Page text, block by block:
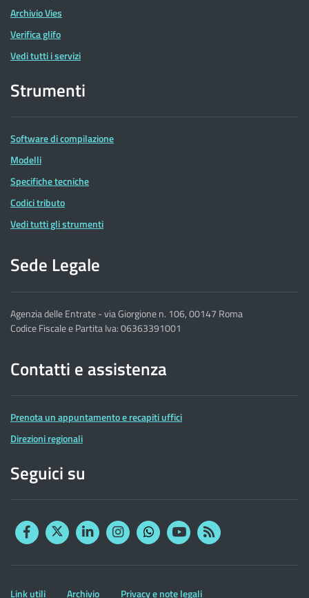
Archivio Vies
Verifica glifo
Vedi tutti i servizi
Strumenti
Software di compilazione
Modelli
Specifiche tecniche
Codici tributo
Vedi tutti gli strumenti
Sede Legale
Agenzia delle Entrate - via Giorgione n. 106, 00147 Roma
Codice Fiscale e Partita Iva: 06363391001
Contatti e assistenza
Prenota un appuntamento e recapiti uffici
Direzioni regionali
Seguici su
FacebookTwitterLinkedinInstagram
YouTubeRSS
Altre
Link utili Archivio Privacy e note legali